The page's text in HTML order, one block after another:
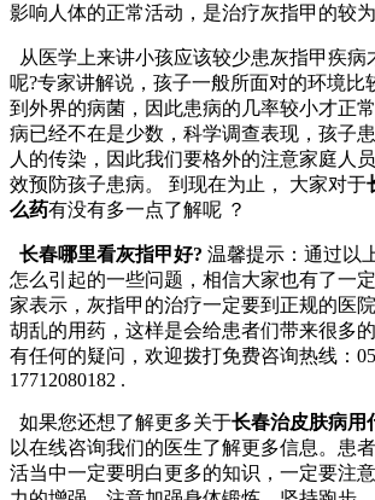
影响人体的正常活动，是治疗灰指甲的较为
从医学上来讲小孩应该较少患灰指甲疾病
呢?专家讲解说，孩子一般所面对的环境比
到外界的病菌，因此患病的几率较小才正
病已经不在是少数，科学调查表现，孩子
人的传染，因此我们要格外的注意家庭人
效预防孩子患病。 到现在为止， 大家对于
么药有没有多一点了解呢 ？
长春哪里看灰指甲好? 温馨提示：通过以
怎么引起的一些问题，相信大家也有了一
家表示，灰指甲的治疗一定要到正规的医
胡乱的用药，这样是会给患者们带来很多
有任何的疑问，欢迎拨打免费咨询热线：
17712080182 .
如果您还想了解更多关于长春治皮肤病用
以在线咨询我们的医生了解更多信息。患
活当中一定要明白更多的知识，一定要注